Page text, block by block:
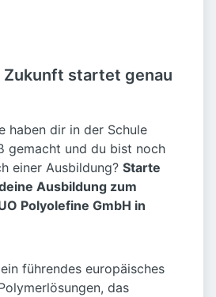
Zukunft startet genau
haben dir in der Schule
gemacht und du bist noch
einer Ausbildung? Starte
Ausbildung zum
Polyolefine GmbH in
führendes europäisches
das